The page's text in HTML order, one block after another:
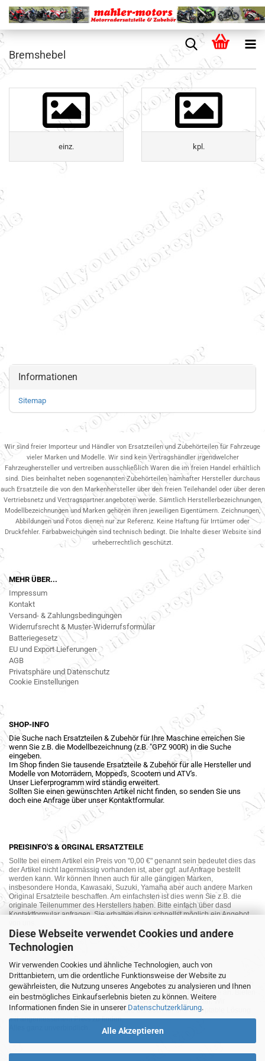
Diese Webseite verwendet Cookies und andere
Technologien
Wir verwenden Cookies und ähnliche Technologien, auch von
Drittanbietern, um die ordentliche Funktionsweise der Website zu
gewährleisten, die Nutzung unseres Angebotes zu analysieren und Ihnen
ein bestmögliches Einkaufserlebnis bieten zu können. Weitere
Informationen finden Sie in unserer Datenschutzerklärung.
Alle Akzeptieren
Bremshebel
einz. kpl.
Informationen
Sitemap
Wir sind freier Importeur und Händler von Ersatzteilen und Zubehörteilen für Fahrzeuge
vieler Marken und Modelle. Wir sind kein Vertragshändler irgendwelcher
Fahrzeughersteller und vertreiben ausschließlich Waren die im freien Handel erhältlich
sind. Dies beinhaltet neben sogenannten Zubehörteilen namhafter Hersteller durchaus
auch Ersatzteile die von den Markenhersteller über den freien Teilehandel oder über deren
Vertriebsnetz und Vertragspartner.angeboten werde. Sämtlich Herstellerbezeichnungen,
Modellbezeichnungen und Marken gehören ihren jeweiligen Eigentümern. Zeichnungen,
Abbildungen und Fotos dienen nur zur Referenz. Keine Haftung für Irrtümer oder
Druckfehler. Farbabweichungen sind technisch bedingt. Die Inhalte dieser Website sind
urheberrechtlich geschützt.
MEHR ÜBER...
Impressum
Kontakt
Versand- & Zahlungsbedingungen
Widerrufsrecht & Muster-Widerrufsformular
Batteriegesetz
EU und Export Lieferungen
AGB
Privatsphäre und Datenschutz
Cookie Einstellungen
SHOP-INFO
Die Suche nach Ersatzteilen & Zubehör für Ihre Maschine erreichen Sie
wenn Sie z.B. die Modellbezeichnung (z.B. "GPZ 900R) in die Suche
eingeben.
Im Shop finden Sie tausende Ersatzteile & Zubehör für alle Hersteller und
Modelle von Motorrädern, Mopped's, Scootern und ATV's.
Unser Lieferprogramm wird ständig erweitert.
Sollten Sie einen gewünschten Artikel nicht finden, so senden Sie uns
doch eine Anfrage über unser Kontaktformular.
PREISINFO'S & ORGINAL ERSATZTEILE
Sollte bei einem Artikel ein Preis von "0,00 €" genannt sein bedeutet dies das
der Artikel nicht lagermässig vorhanden ist, aber ggf. auf Anfrage bestellt
werden kann. Wir können Ihnen auch für alle gängigen Marken,
insbesondere Honda, Kawasaki, Suzuki, Yamaha aber auch andere Marken
Original Ersatzteile beschaffen. Am einfachsten ist dies wenn Sie z.B. die
originale Teilenummer des Herstellers haben. Bitte einfach über dasd
Kontaktformular anfragen. Sie erhalten dann schnellst möglich ein Angebot
MOTORRAD-ANKAUF
Sie möchte Ihr altes Motorrad oder Ihre Motorradteile verkaufen ? Wir kaufen
auch gebrauchte Motorräder und Ersatzteilträger sowie Ersatzteile an. Bieten
Sie uns doch unverbindlich das was Sie verkaufen möchten an. Wir
bemühen uns dann eine sowohl für Sie als auch für uns akzeptable Lösung
mit angemessenem Preis zu finden.